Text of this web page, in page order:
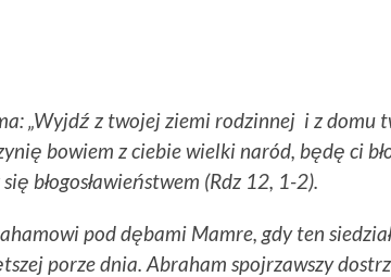
„Wyjdź z twojej ziemi rodzinnej i z domu
bowiem z ciebie wielki naród, będę ci
błogosławieństwem (Rdz 12, 1-2).
pod dębami Mamre, gdy ten
porze dnia. Abraham spojrzawszy